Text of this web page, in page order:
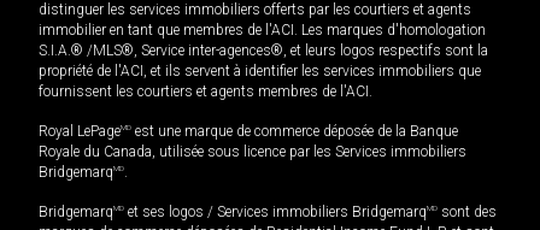
distinguer les services immobiliers offerts par les courtiers et agents
immobilier en tant que membres de l'ACI. Les marques d'homologation
S.I.A.® /MLS®, Service inter-agences®, et leurs logos respectifs sont la
propriété de l'ACI, et ils servent à identifier les services immobiliers que
fournissent les courtiers et agents membres de l'ACI.
Royal LePageMD est une marque de commerce déposée de la Banque
Royale du Canada, utilisée sous licence par les Services immobiliers
BridgemarqMD.
BridgemarqMD et ses logos / Services immobiliers BridgemarqMD sont des